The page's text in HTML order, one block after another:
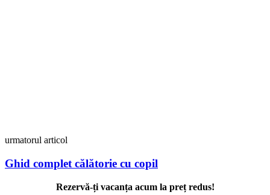
urmatorul articol
Ghid complet călătorie cu copil
Rezervă-ți vacanța acum la preț redus!